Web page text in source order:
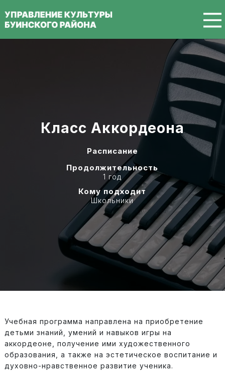
Класс Аккордеона
Расписание
Продолжительность
1 год
Кому подходит
Школьники
Учебная программа направлена на приобретение
детьми знаний, умений и навыков игры на
аккордеоне, получение ими художественного
образования, а также на эстетическое воспитание и
духовно-нравственное развитие ученика.